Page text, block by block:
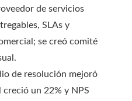
de servicios
SLAs y
se creó comité
de resolución mejoró
un 22% y NPS